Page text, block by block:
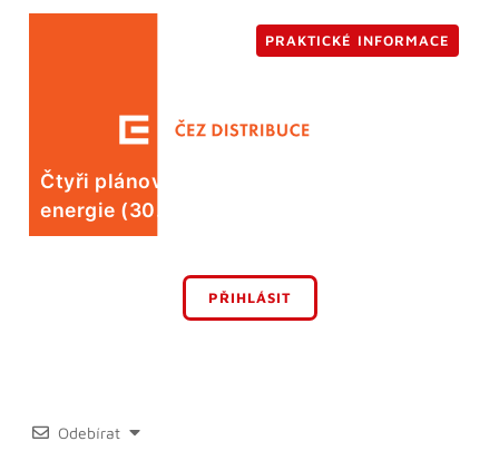
Čtyři plánované odstávky elektrické
energie (30. 7.)
PRAKTICKÉ INFORMACE
PŘIHLÁSIT
Odebírat